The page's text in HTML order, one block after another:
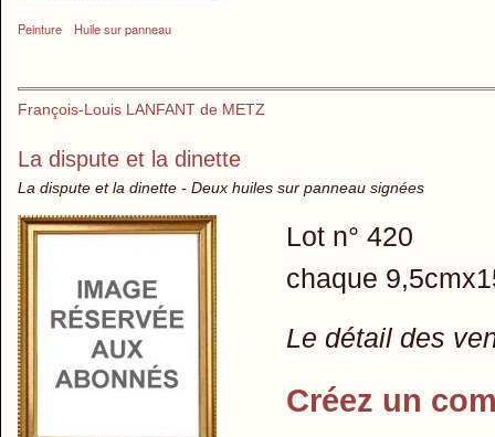
Peinture Huile sur panneau
François-Louis LANFANT de METZ
La dispute et la dinette
La dispute et la dinette - Deux huiles sur panneau signées
Lot n° 420
chaque
Le détail des
Créez un